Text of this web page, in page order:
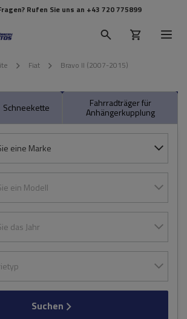
Rufen Sie uns an +43 720 775899
Fiat Bravo II (2007-2015)
Schneekette Fahrradträger für
Anhängerkupplung
eine Marke
ein Modell
das Jahr
Suchen